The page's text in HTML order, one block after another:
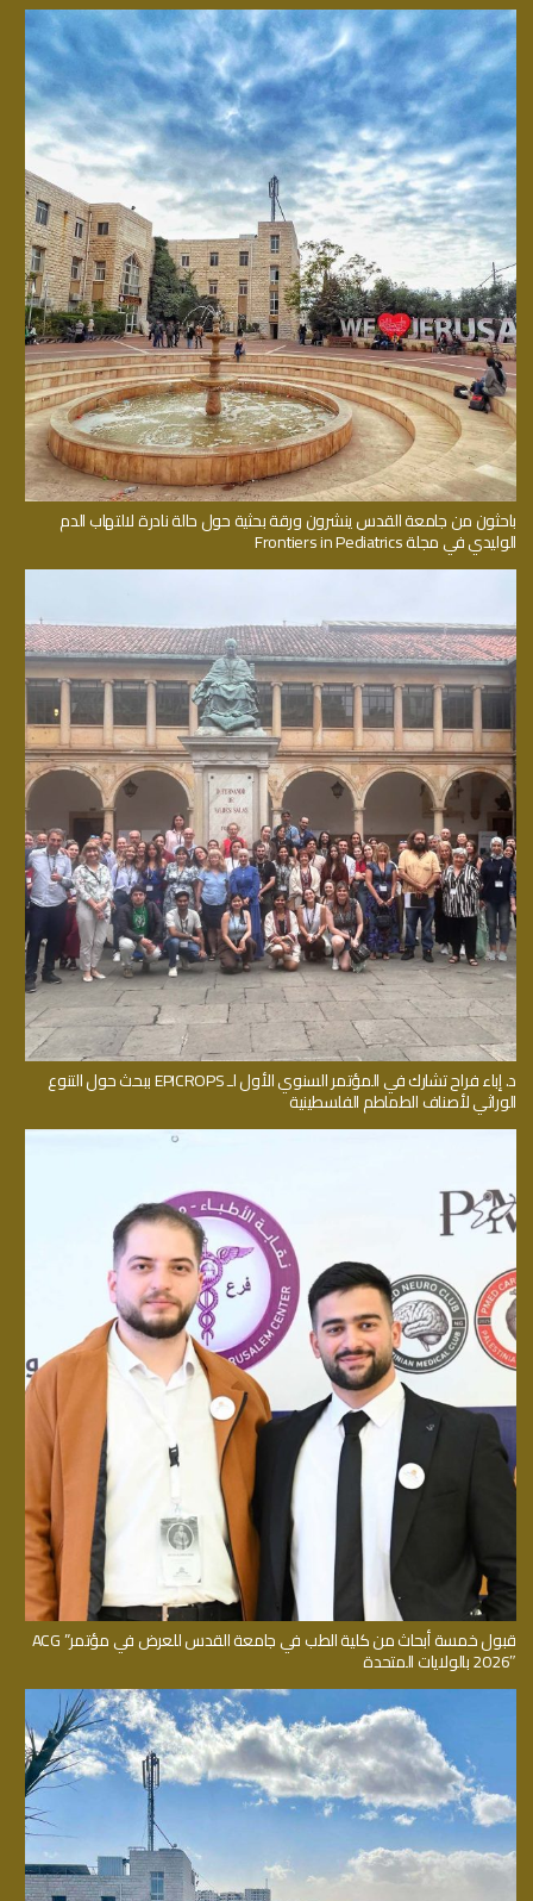
باحثون من جامعة القدس ينشرون ورقة بحثية حول حالة نادرة لالتهاب الدم
الوليدي في مجلة Frontiers in Pediatrics
د. إباء فراح تشارك في المؤتمر السنوي الأول لـ EPICROPS ببحث حول التنوع
الوراثي لأصناف الطماطم الفلسطينية
قبول خمسة أبحاث من كلية الطب في جامعة القدس للعرض في مؤتمر” ACG
2026″ بالولايات المتحدة